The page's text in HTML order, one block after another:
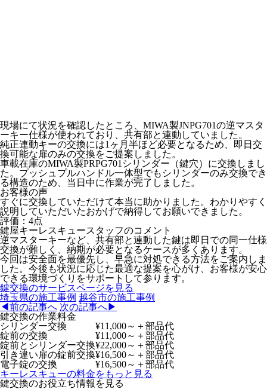
現場にて状況を確認したところ、MIWA製JNPG701の逆マスタ
ーキー仕様が使われており、共有部と連動していました。
純正連動キーの交換には1ヶ月半ほど必要となるため、即日交
換可能な扉のみの交換をご提案しました。
車載在庫のMIWA製PRPG701シリンダー（鍵穴）に交換しまし
た。プッシュプルハンドル一体型でもシリンダーのみ交換でき
る構造のため、当日中に作業が完了しました。
お客様の声
すぐに交換していただけて本当に助かりました。わかりやすく
説明していただいたおかげで納得してお願いできました。
評価： 4点
鍵屋キーレスキュースタッフのコメント
逆マスターキーなど、共有部と連動した鍵は即日での同一仕様
交換が難しく、納期が必要となるケースが多くあります。
今回は安全面を最優先し、早急に対処できる方法をご案内しま
した。今後も状況に応じた最適な提案を心がけ、お客様が安心
できる環境づくりをサポートして参ります。
鍵交換のサービスページを見る
埼玉県の施工事例 越谷市の施工事例
◀前の記事へ 次の記事へ▶
鍵交換の作業料金
シリンダー交換
¥11,000～ ＋部品代
錠前の交換
¥11,000～ ＋部品代
錠前とシリンダー交換¥22,000～ ＋部品代
引き違い扉の錠前交換¥16,500～ ＋部品代
電子錠の交換
¥16,500～ ＋部品代
キーレスキューの料金をもっと見る
鍵交換のお役立ち情報を見る